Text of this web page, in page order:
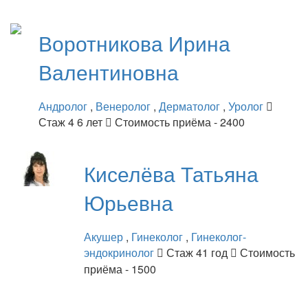
Воротникова Ирина
Валентиновна
Андролог , Венеролог , Дерматолог , Уролог
Стаж 4 6 лет
Стоимость приёма - 2400
КиселёваТатьяна
Юрьевна
Акушер , Гинеколог , Гинеколог-
эндокринолог
Стаж 41 год
Стоимость
приёма - 1500